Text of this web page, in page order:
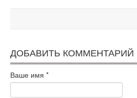
ДОБАВИТЬ КОММЕНТАРИЙ
Ваше имя *